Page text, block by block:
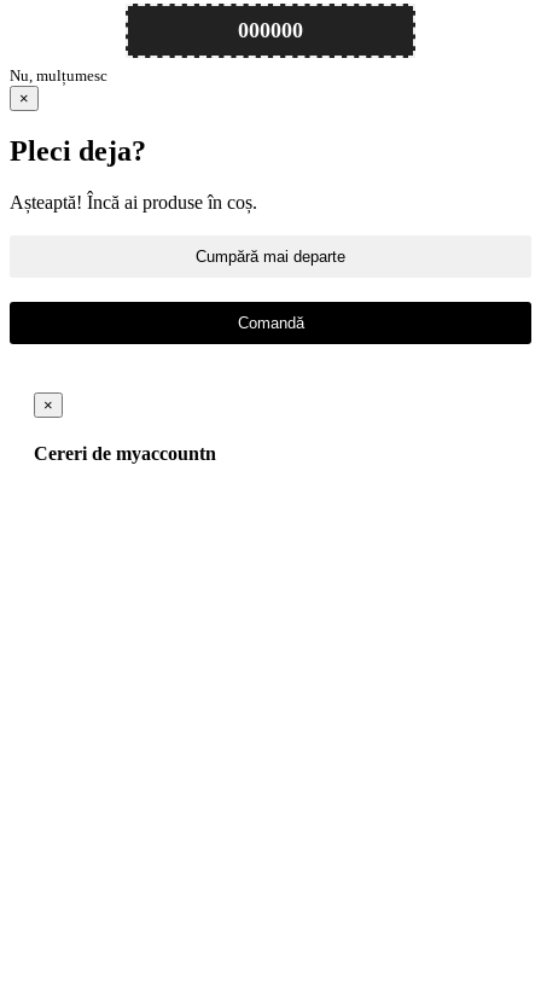
000000
Nu, mulțumesc
×
Pleci deja?
Așteaptă! Încă ai produse în coș.
Cumpără mai departe
Comandă
×
Cereri de myaccountn